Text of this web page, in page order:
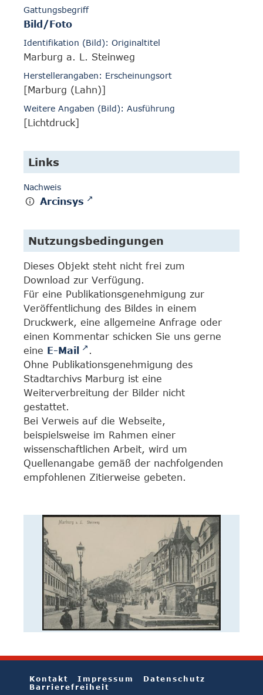
Gattungsbegriff
Bild/Foto
Identifikation (Bild): Originaltitel
Marburg a. L. Steinweg
Herstellerangaben: Erscheinungsort
[Marburg (Lahn)]
Weitere Angaben (Bild): Ausführung
[Lichtdruck]
Links
Nachweis
Arcinsys
Nutzungsbedingungen
Dieses Objekt steht nicht frei zum
Download zur Verfügung.
Für eine Publikationsgenehmigung zur
Veröffentlichung des Bildes in einem
Druckwerk, eine allgemeine Anfrage oder
einen Kommentar schicken Sie uns gerne
eine E-Mail
.
Ohne Publikationsgenehmigung des
Stadtarchivs Marburg ist eine
Weiterverbreitung der Bilder nicht
gestattet.
Bei Verweis auf die Webseite,
beispielsweise im Rahmen einer
wissenschaftlichen Arbeit, wird um
Quellenangabe gemäß der nachfolgenden
empfohlenen Zitierweise gebeten.
Kontakt Impressum
Datenschutz
Barrierefreiheit